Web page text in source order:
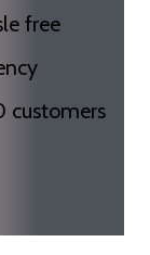
free
customers